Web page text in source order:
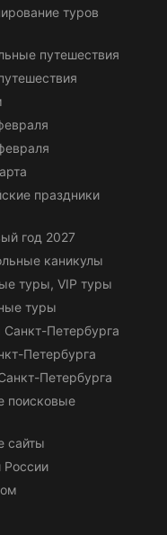
туров
путешествия
праздники
год 2027
каникулы
туры, VIP туры
туры
Петербурга
Петербурга
Петербурга
поисковые
сайты
России